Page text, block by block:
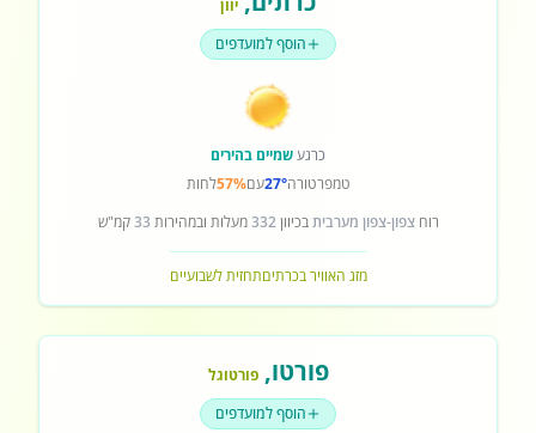
יוון
הוסף למועדפים
כרגעשמיים בהירים
טמפרטורה27°עם57%לחות
רוחצפון-צפון מערביתבכיוון332מעלות ובמהירות 33קמ"ש
מזג האוויר בכרתיםתחזית לשבועיים
פורטו,פורטוגל
הוסף למועדפים